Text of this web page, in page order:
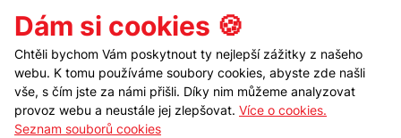
Kontakt Sledujte nás
Dám si cookies 🍪
Chtěli bychom Vám poskytnout ty nejlepší zážitky z našeho
webu. K tomu používáme soubory cookies, abyste zde našli
vše, s čím jste za námi přišli. Díky nim můžeme analyzovat
provoz webu a neustále jej zlepšovat. Více o cookies.
Seznam souborů cookies